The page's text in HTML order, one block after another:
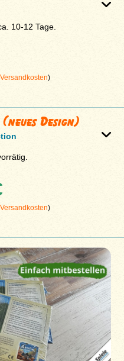
10-12 Tage.
Versandkosten)
Design)
Versandkosten)